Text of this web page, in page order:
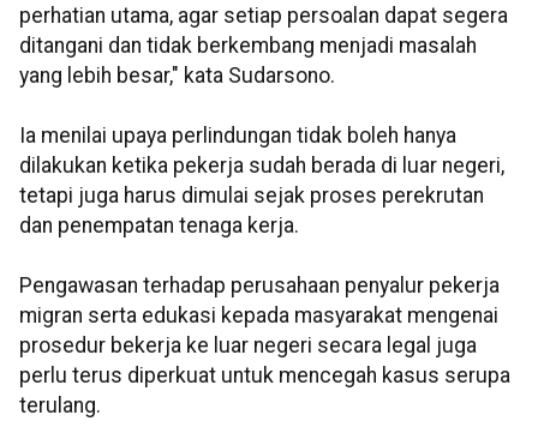
perhatian utama, agar setiap persoalan dapat segera
ditangani dan tidak berkembang menjadi masalah
yang lebih besar," kata Sudarsono.
Ia menilai upaya perlindungan tidak boleh hanya
dilakukan ketika pekerja sudah berada di luar negeri,
tetapi juga harus dimulai sejak proses perekrutan
dan penempatan tenaga kerja.
Pengawasan terhadap perusahaan penyalur pekerja
migran serta edukasi kepada masyarakat mengenai
prosedur bekerja ke luar negeri secara legal juga
perlu terus diperkuat untuk mencegah kasus serupa
terulang.